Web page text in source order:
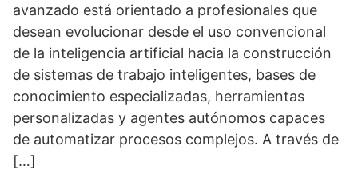
avanzado está orientado a profesionales que
desean evolucionar desde el uso convencional
de la inteligencia artificial hacia la construcción
de sistemas de trabajo inteligentes, bases de
conocimiento especializadas, herramientas
personalizadas y agentes autónomos capaces
de automatizar procesos complejos. A través de
[…]